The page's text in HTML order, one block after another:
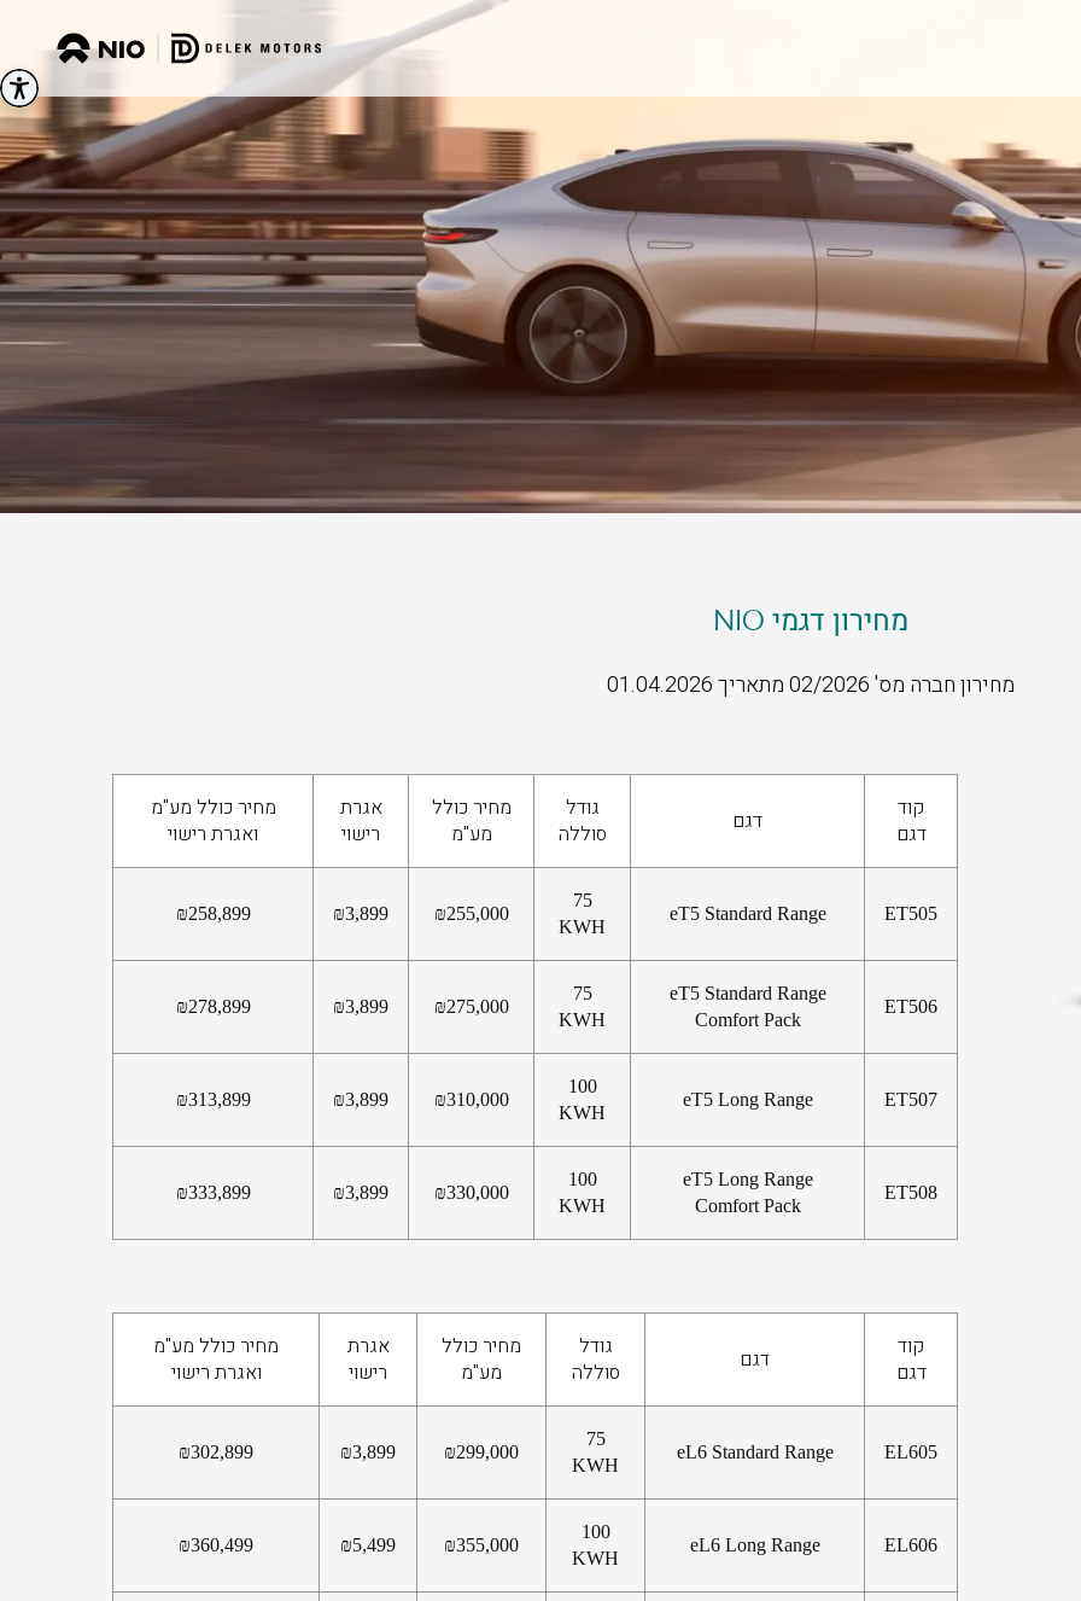
מחירון דגמי NIO
מחירון חברה מס' 02/2026 מתאריך 01.04.2026
קוד
דגם
דגם
גודל
סוללה
מחיר כולל
מע"מ
אגרת
רישוי
מחיר כולל מע"מ
ואגרת רישוי
ET505
eT5 Standard Range
75
KWH
₪255,000
₪3,899
₪258,899
ET506
eT5 Standard Range
Comfort Pack
75
KWH
₪275,000
₪3,899
₪278,899
ET507
eT5 Long Range
100
KWH
₪310,000
₪3,899
₪313,899
ET508
eT5 Long Range
Comfort Pack
100
KWH
₪330,000
₪3,899
₪333,899
קוד
דגם
דגם
גודל
סוללה
מחיר כולל
מע"מ
אגרת
רישוי
מחיר כולל מע"מ
ואגרת רישוי
EL605
eL6 Standard Range
75
KWH
₪299,000
₪3,899
₪302,899
EL606
eL6 Long Range
100
KWH
₪355,000
₪5,499
₪360,499